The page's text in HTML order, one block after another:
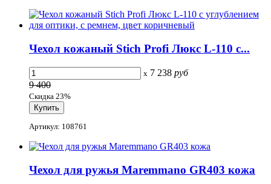
Чехол кожаный Stich Profi Люкс L-110 с...
x 7 238 руб
9 400
Скидка 23%
Артикул: 108761
Чехол для ружья Maremmano GR403 кожa